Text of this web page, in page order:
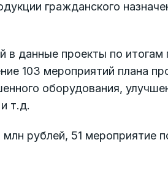
гражданского
в данные проекты по
103 мероприятий плана
оборудования,
т.д.
рублей, 51 мероприятие